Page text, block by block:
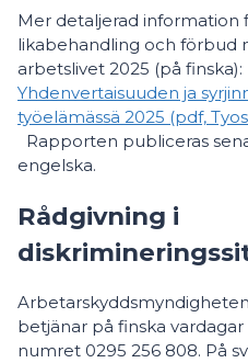
Mer detaljerad information
likabehandling och förbud
arbetslivet 2025 (på finska):
Yhdenvertaisuuden ja
työelämässä 2025 (pdf,
Rapporten publiceras
engelska.
Rådgivning i
betjänar på finska vardagar
numret 0295 256 808. På